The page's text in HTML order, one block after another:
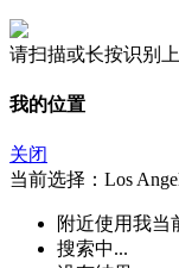
请扫描或长按识别
我的位置
关闭
当前选择：Los
附近使用我当
搜索中...